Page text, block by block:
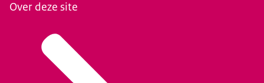
Over deze site